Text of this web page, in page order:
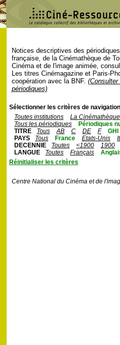
Notices descriptives des
française, de la Cinémathèque de
Cinéma et de l'image animée,
Les titres Cinémagazine et Paris-
coopération avec la BNF.
périodiques)
Sélectionner les critères de
Toutes institutions
La
Tous les périodiques
Périodiques
TITRE
Tous AB C DE F
GHI
PAYS
Tous France Etats-Unis
DECENNIE
Toutes <1900
1900
LANGUE
Toutes Français
Réinitialiser les critères
Centre National du Cinéma et de